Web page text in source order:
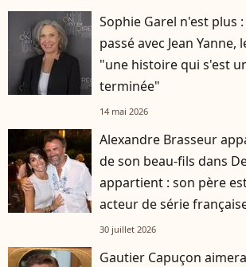
Sophie Garel n'est plus
passé avec Jean Yanne,
"une histoire qui s'est
terminée"
14 mai 2026
Alexandre Brasseur
de son beau-fils dans
appartient : son père
acteur de série
30 juillet 2026
Gautier Capuçon